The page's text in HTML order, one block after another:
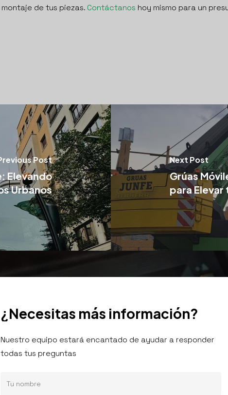
de tus piezas. Contáctanos hoy mismo para un
Post
Elevando
Urbanos
Next Post
Grúas
para
¿Necesitas más información?
Nuestro equipo estará encantado de ayudar a responder
todas tus preguntas